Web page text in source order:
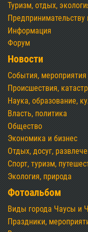
Туризм, отдых,
Предпринимательству
Информация
Форум
Новости
События, мероприятия
Происшествия,
Наука, образование,
Власть, политика
Общество
Экономика и бизнес
Отдых, досуг,
Спорт, туризм,
Экология, природа
Фотоальбом
Виды города Чаусы и
Праздники,